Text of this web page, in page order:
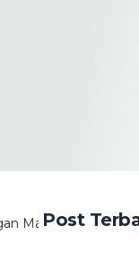
Masyarakat
Post